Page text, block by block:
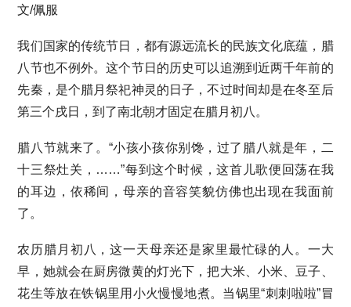
文/佩服
我们国家的传统节日，都有源远流长的民族文化底蕴，腊
八节也不例外。这个节日的历史可以追溯到近两千年前的
先秦，是个腊月祭祀神灵的日子，不过时间却是在冬至后
第三个戌日，到了南北朝才固定在腊月初八。
腊八节就来了。“小孩小孩你别馋，过了腊八就是年，二
十三祭灶关，……”每到这个时候，这首儿歌便回荡在我
的耳边，依稀间，母亲的音容笑貌仿佛也出现在我面前
了。
农历腊月初八，这一天母亲还是家里最忙碌的人。一大
早，她就会在厨房微黄的灯光下，把大米、小米、豆子、
花生等放在铁锅里用小火慢慢地煮。当锅里“刺刺啦啦”冒